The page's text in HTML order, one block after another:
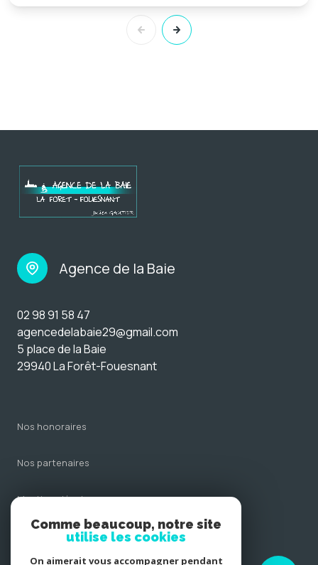
Agence de la Baie
02 98 91 58 47
agencedelabaie29@gmail.com
5 place de la Baie
29940 La Forêt-Fouesnant
nos honoraires
nos partenaires
mentions légales
Comme beaucoup, notre site
utilise les cookies
On aimerait vous accompagner pendant